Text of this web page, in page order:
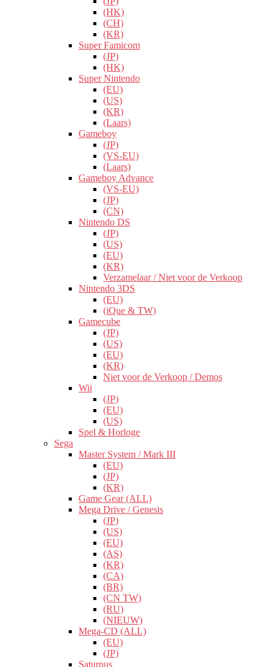
(HK)
(CH)
(KR)
Super Famicom
(JP)
(HK)
Super Nintendo
(EU)
(US)
(KR)
(Laars)
Gameboy
(JP)
(VS-EU)
(Laars)
Gameboy Advance
(VS-EU)
(JP)
(CN)
Nintendo DS
(JP)
(US)
(EU)
(KR)
Verzamelaar / Niet voor de Verkoop
Nintendo 3DS
(EU)
(iQue & TW)
Gamecube
(JP)
(US)
(EU)
(KR)
Niet voor de Verkoop / Demos
Wii
(JP)
(EU)
(US)
Spel & Horloge
Sega
Master System / Mark III
(EU)
(JP)
(KR)
Game Gear (ALL)
Mega Drive / Genesis
(JP)
(US)
(EU)
(AS)
(KR)
(CA)
(BR)
(CN TW)
(RU)
(NIEUW)
Mega-CD (ALL)
(EU)
(JP)
Saturnus